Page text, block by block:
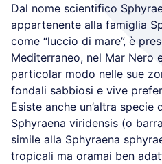
Dal nome scientifico
appartenente alla famiglia
come “luccio di mare”, è
Mediterraneo, nel Mar Nero
particolar modo nelle sue
fondali sabbiosi e vive
Esiste anche un’altra specie
Sphyraena viridensis (o
simile alla Sphyraena
tropicali ma oramai ben